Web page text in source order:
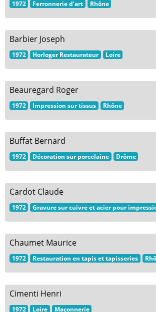
1972 Ferronnerie d’art Rhône
Barbier Joseph
1972 Horloger Restaurateur Loire
Beauregard Roger
1972 Impression sur tissus Rhône
Buffat Bernard
1972 Décoration sur porcelaine Drôme
Cardot Claude
1972 Gravure sur cuivre et acier pour
Chaumet Maurice
1972 Restauration en tapis et tapisseries
Cimenti Henri
1972 Loire Maçonnerie